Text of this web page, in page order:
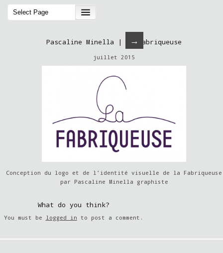
→
Pascaline Minella | La Fabriqueuse
juillet 2015
Conception du logo et de l’identité visuelle de la Fabriqueuse
par Pascaline Minella graphiste
What do you think?
You must be logged in to post a comment.